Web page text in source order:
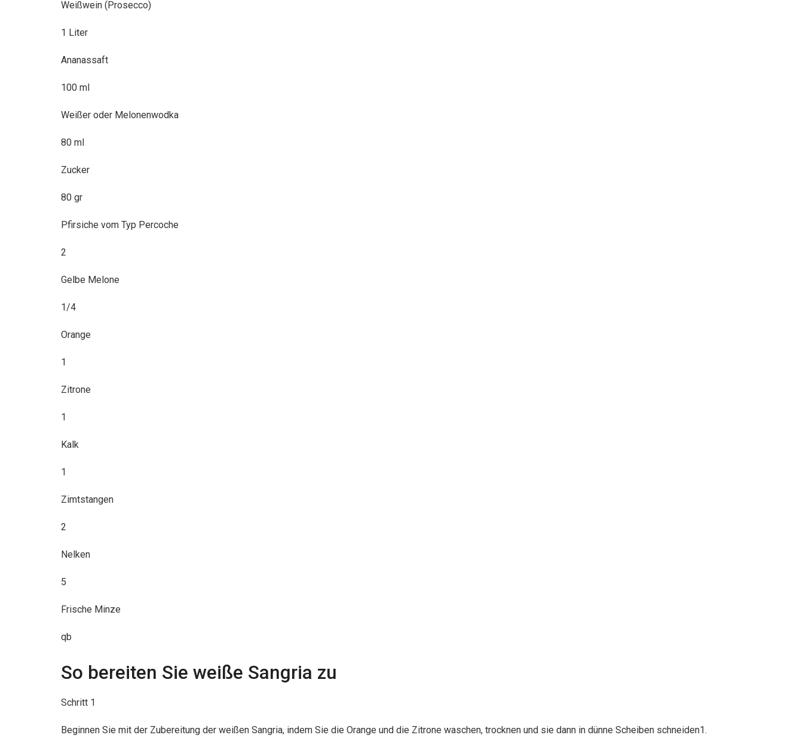
Weißwein (Prosecco)
1 Liter
Ananassaft
100 ml
Weißer oder Melonenwodka
80 ml
Zucker
80 gr
Pfirsiche vom Typ Percoche
2
Gelbe Melone
1/4
Orange
1
Zitrone
1
Kalk
1
Zimtstangen
2
Nelken
5
Frische Minze
qb
So bereiten Sie weiße Sangria zu
Schritt 1
Beginnen Sie mit der Zubereitung der weißen Sangria, indem Sie die Orange und die Zitrone waschen, trocknen und sie dann in dünne Scheiben schneiden1.